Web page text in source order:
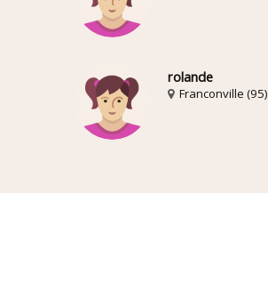
rolande
Franconville (95)